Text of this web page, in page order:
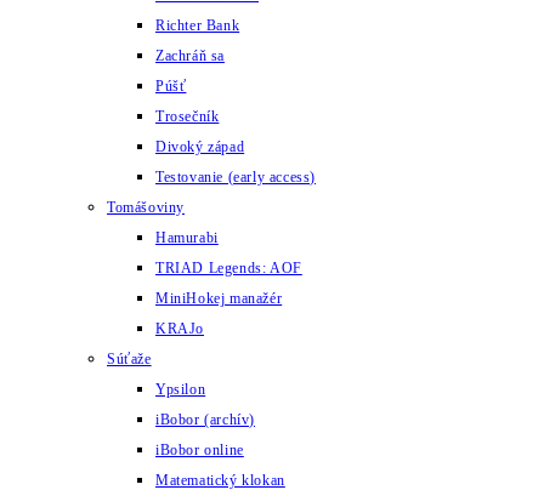
Richter Bank
Zachráň sa
Púšť
Trosečník
Divoký západ
Testovanie (early access)
Tomášoviny
Hamurabi
TRIAD Legends: AOF
MiniHokej manažér
KRAJo
Súťaže
Ypsilon
iBobor (archív)
iBobor online
Matematický klokan